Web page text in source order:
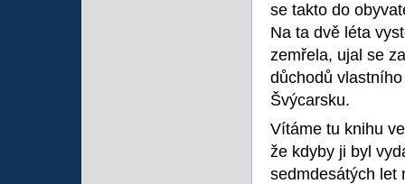
se takto do
Na ta dvě léta
zemřela, ujal se
důchodů
Švýcarsku.
Vítáme tu knihu
že kdyby ji byl
sedmdesátých let